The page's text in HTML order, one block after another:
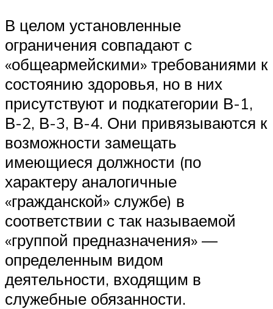
В целом установленные
ограничения совпадают с
«общеармейскими» требованиями к
состоянию здоровья, но в них
присутствуют и подкатегории В-1,
В-2, В-3, В-4. Они привязываются к
возможности замещать
имеющиеся должности (по
характеру аналогичные
«гражданской» службе) в
соответствии с так называемой
«группой предназначения» —
определенным видом
деятельности, входящим в
служебные обязанности.